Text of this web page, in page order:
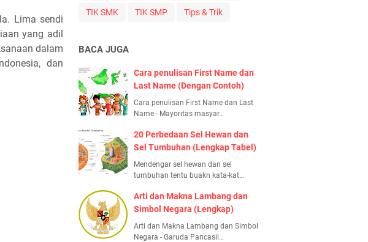
Lima sendi
yang adil
dalam
dan
TIK SMK TIK SMP Tips & Trik
BACA JUGA
Cara penulisan First Name dan
Last Name (Dengan Contoh)
Cara penulisan First Name dan Last
Name - Mayoritas masyar…
20 Perbedaan Sel Hewan dan
Sel Tumbuhan (Lengkap Tabel)
Mendengar sel hewan dan sel
tumbuhan tentu buakn kata-kat…
Arti dan Makna Lambang dan
Simbol Negara (Lengkap)
Arti dan Makna Lambang dan Simbol
Negara - Garuda Pancasil…